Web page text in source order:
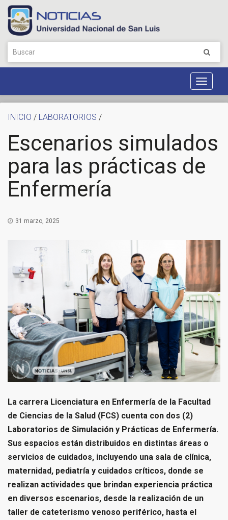
Toggle
INICIO / LABORATORIOS /
Escenarios simulados
para las prácticas de
Enfermería
31 marzo, 2025
La carrera Licenciatura en Enfermería de la Facultad
de Ciencias de la Salud (FCS) cuenta con dos (2)
Laboratorios de Simulación y Prácticas de Enfermería.
Sus espacios están distribuidos en distintas áreas o
servicios de cuidados, incluyendo una sala de clínica,
maternidad, pediatría y cuidados críticos, donde se
realizan actividades que brindan experiencia práctica
en diversos escenarios, desde la realización de un
taller de cateterismo venoso periférico, hasta el